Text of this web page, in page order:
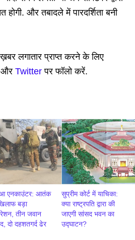
और तबादले में पारदर्शिता बनी
लगातार प्राप्त करने के लिए
और Twitterपर फॉलो करें.
एनकाउंटर: आतंक
बड़ा
तीन जवान
दो दहशतगर्द ढेर
सुप्रीम कोर्ट में याचिका:
क्या राष्ट्रपति द्वारा की
जाएगी सांसद भवन का
उद्घाटन?